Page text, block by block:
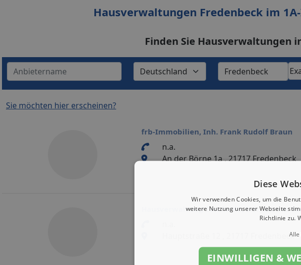
Hausverwaltungen Fredenbeck im
Finden Sie Hausverwaltungen
Sie möchten hier erscheinen?
frb-Immobilien, Inh. Frank Rudolf Braun
n.a.
An der Börne 1a , 21717 Fredenbeck
Hausverwaltung Tomforde, Inh. Günter
Hauptstraße 12 , 21717 Fredenbeck
Diese
Wir verwenden Cookies, um die
weitere Nutzung unserer Webseite
Richtlinie zu.
Alle
EINWILLIGEN &